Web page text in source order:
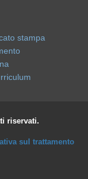
stampa
riservati.
sul trattamento